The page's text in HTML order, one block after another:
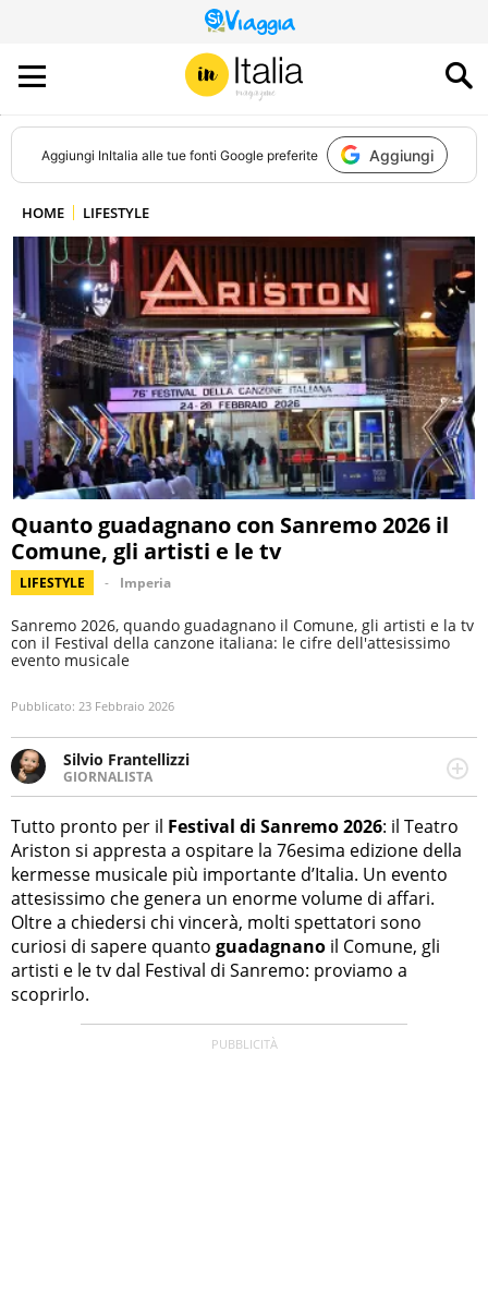
QUESTO
SITO
CONTRIBUISCE
ALL’AUDIENCE
DI
Aggiungi InItalia alle tue fonti Google preferite Aggiungi
HOME LIFESTYLE
Quanto guadagnano con Sanremo 2026 il
Comune, gli artisti e le tv
LIFESTYLE Imperia
Sanremo 2026, quando guadagnano il Comune, gli artisti e la tv
con il Festival della canzone italiana: le cifre dell'attesissimo
evento musicale
Pubblicato: 23 Febbraio 2026
Silvio Frantellizzi
GIORNALISTA
Giornalista pubblicista. Da oltre dieci anni si occupa di
informazione sul web, scrivendo di sport, attualità,
cronaca, motori, spettacolo e videogame.
Tutto pronto per il Festival di Sanremo 2026: il Teatro
Ariston si appresta a ospitare la 76esima edizione della
kermesse musicale più importante d’Italia. Un evento
attesissimo che genera un enorme volume di affari.
Oltre a chiedersi chi vincerà, molti spettatori sono
curiosi di sapere quanto guadagnano il Comune, gli
artisti e le tv dal Festival di Sanremo: proviamo a
scoprirlo.